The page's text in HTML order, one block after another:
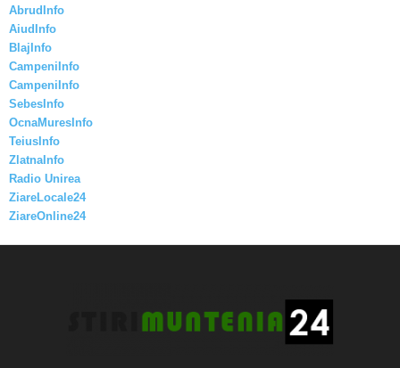
AbrudInfo
AiudInfo
BlajInfo
CampeniInfo
CampeniInfo
SebesInfo
OcnaMuresInfo
TeiusInfo
ZlatnaInfo
Radio Unirea
ZiareLocale24
ZiareOnline24